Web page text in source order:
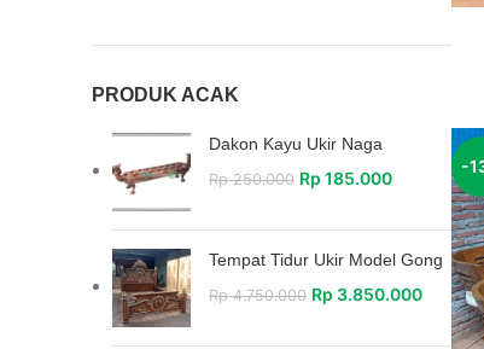
PRODUK ACAK
Dakon Kayu Ukir Naga
Rp250.000 Rp 185.000
Tempat Tidur Ukir Model Gong
Rp4.750.000 Rp 3.850.000
-